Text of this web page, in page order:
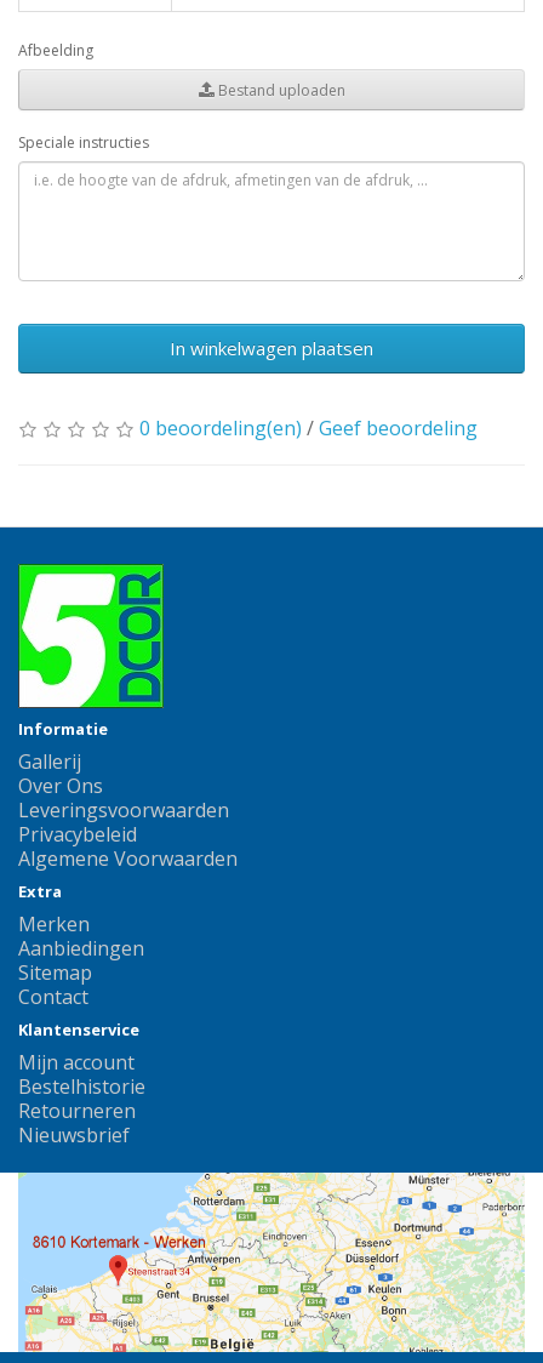
Afbeelding
Bestand uploaden
Speciale instructies
In winkelwagen plaatsen
0 beoordeling(en) /Geef beoordeling
Informatie
Gallerij
Over Ons
Leveringsvoorwaarden
Privacybeleid
Algemene Voorwaarden
Extra
Merken
Aanbiedingen
Sitemap
Contact
Klantenservice
Mijn account
Bestelhistorie
Retourneren
Nieuwsbrief